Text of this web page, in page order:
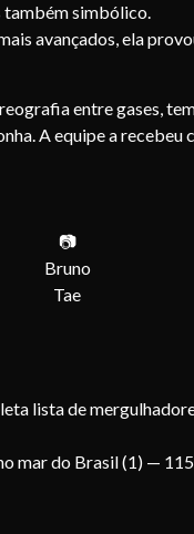
também simbólico.
avançados, ela
entre gases,
A equipe a recebeu
📷
Bruno
Tae
lista de
mar do Brasil (1) —